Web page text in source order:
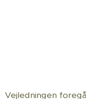
Vejledningen